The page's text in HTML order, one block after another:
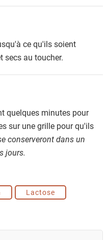
ce qu'ils soient
secs au toucher.
quelques minutes pour
sur une grille pour qu'ils
conserveront dans un
jours.
Lactose